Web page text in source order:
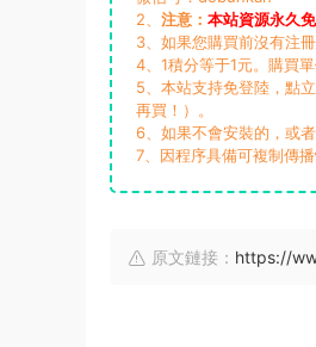
2、 注意： 本站資源永久
3、如果您購買前沒有注冊
4、1積分等于1元。購買
5、本站支持免登陸，點
再買！）。
6、如果不會安裝的，或
7、因程序具備可複制傳
原文鏈接： https://